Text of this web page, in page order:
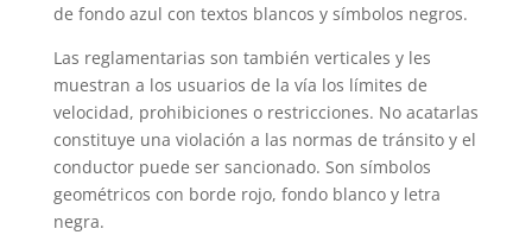
de fondo azul con textos blancos y símbolos negros.
Las reglamentarias son también verticales y les
muestran a los usuarios de la vía los límites de
velocidad, prohibiciones o restricciones. No acatarlas
constituye una violación a las normas de tránsito y el
conductor puede ser sancionado. Son símbolos
geométricos con borde rojo, fondo blanco y letra
negra.